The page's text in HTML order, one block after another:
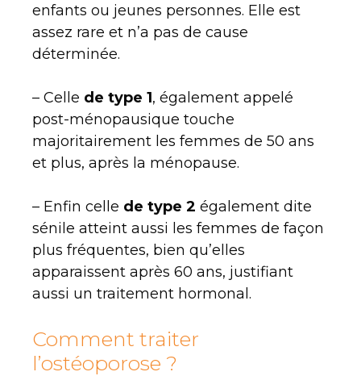
enfants ou jeunes personnes. Elle est
assez rare et n’a pas de cause
déterminée.
– Celle de type 1, également appelé
post-ménopausique touche
majoritairement les femmes de 50 ans
et plus, après la ménopause.
– Enfin celle de type 2 également dite
sénile atteint aussi les femmes de façon
plus fréquentes, bien qu’elles
apparaissent après 60 ans, justifiant
aussi un traitement hormonal.
Comment traiter
l’ostéoporose ?